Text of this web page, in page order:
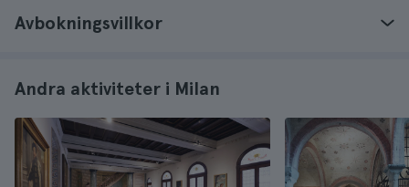
Avbokningsvillkor
Andra aktiviteter i Milan